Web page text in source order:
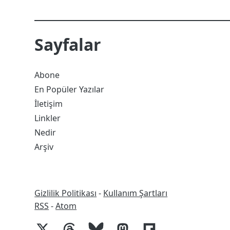
Sayfalar
Abone
En Popüler Yazılar
İletişim
Linkler
Nedir
Arşiv
Gizlilik Politikası - Kullanım Şartları
RSS
RSS -Atom